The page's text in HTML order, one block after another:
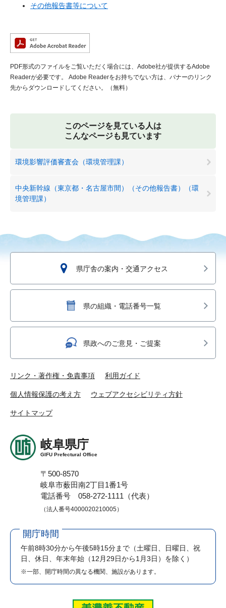
その他報告書等について
PDF形式のファイルをご覧いただく場合には、Adobe社が提供するAdobe
Readerが必要です。
Adobe Readerをお持ちでない方は、バナーのリンク
先からダウンロードしてください。（無料）
このページを見ている人は
こんなページも見ています
環境影響評価審査会（環境管理課）
中央新幹線（東京都・名古屋市間）（その他報告書）（環
境管理課）
県庁舎の案内・交通アクセス
県の組織・電話番号一覧
県政へのご意見・ご提案
リンク・著作権・免責事項 利用ガイド
個人情報保護の考え方 ウェブアクセシビリティ方針
サイトマップ
岐阜県庁
GIFU Prefectural Office
〒500-8570
岐阜市薮田南2丁目1番1号
電話番号 058-272-1111（代表）
（法人番号4000020210005）
開庁時間
午前8時30分から午後5時15分まで （土曜日、日曜日、祝
日、休日、年末年始（12月29日から1月3日）を除く）
※一部、開庁時間の異なる機関、施設があります。